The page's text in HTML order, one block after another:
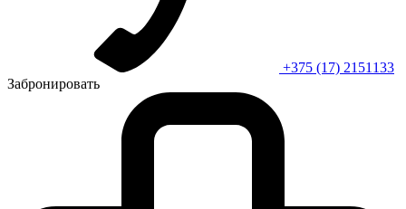
+375 (17) 2151133
Забронировать